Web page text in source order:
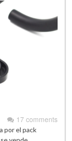
17 comments
por el pack